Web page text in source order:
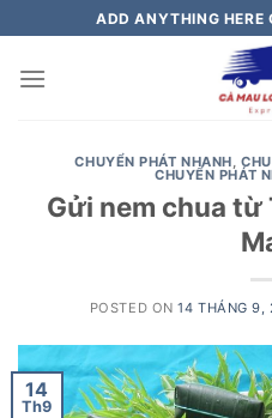
to
content
ADD ANYTHING HERE
CHUYỂN PHÁT NHANH,
CHUYỂN PHÁT
Gửi nem chua từ
POSTED ON14 THÁNG 9,
14
Th9